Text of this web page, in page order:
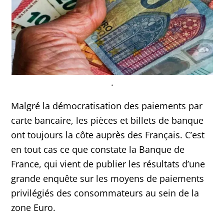
.
Malgré la démocratisation des paiements par
carte bancaire, les pièces et billets de banque
ont toujours la côte auprès des Français. C’est
en tout cas ce que constate la Banque de
France, qui vient de publier les résultats d’une
grande enquête sur les moyens de paiements
privilégiés des consommateurs au sein de la
zone Euro.